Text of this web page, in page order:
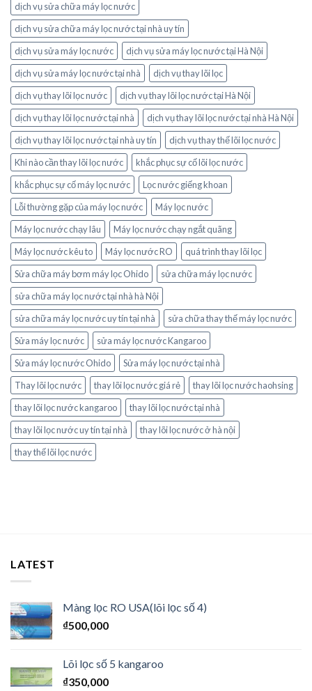
dịch vụ sửa chữa máy lọc nước
dịch vụ sửa chữa máy lọc nước tại nhà uy tín
dịch vụ sửa máy lọc nước
dịch vụ sửa máy lọc nước tại Hà Nội
dịch vụ sửa máy lọc nước tại nhà
dịch vụ thay lõi lọc
dịch vụ thay lõi lọc nước
dịch vụ thay lõi lọc nước tại Hà Nội
dịch vụ thay lõi lọc nước tại nhà
dịch vụ thay lõi lọc nước tại nhà Hà Nội
dịch vụ thay lõi lọc nước tại nhà uy tín
dịch vụ thay thế lõi lọc nước
Khi nào cần thay lõi lọc nước
khắc phục sự cố lõi lọc nước
khắc phục sự cố máy lọc nước
Lọc nước giếng khoan
Lỗi thường gặp của máy lọc nước
Máy lọc nước
Máy lọc nước chạy lâu
Máy lọc nước chạy ngắt quãng
Máy lọc nước kêu to
Máy lọc nước RO
quá trình thay lõi lọc
Sửa chữa máy bơm máy lọc Ohido
sửa chữa máy lọc nước
sửa chữa máy lọc nước tại nhà hà Nội
sửa chữa máy lọc nước uy tín tại nhà
sửa chữa thay thế máy lọc nước
Sửa máy lọc nước
sửa máy lọc nước Kangaroo
Sửa máy lọc nước Ohido
Sửa máy lọc nước tại nhà
Thay lõi lọc nước
thay lõi lọc nước giá rẻ
thay lõi lọc nước haohsing
thay lõi lọc nước kangaroo
thay lõi lọc nước tại nhà
thay lõi lọc nước uy tín tại nhà
thay lõi lọc nước ở hà nội
thay thế lõi lọc nước
LATEST
Màng lọc RO USA(lõi lọc số 4)
₫500,000
Lõi lọc số 5 kangaroo
₫350,000